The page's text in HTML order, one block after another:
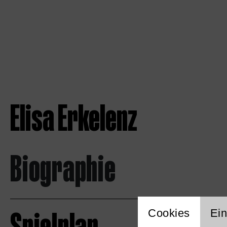
Elisa Erkelenz
Biographie
Cookies